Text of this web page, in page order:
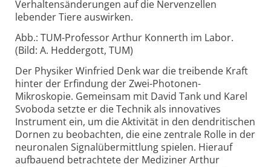
Verhaltensänderungen auf die Nervenzellen
lebender Tiere auswirken.
Abb.: TUM-Professor Arthur Konnerth im Labor.
(Bild: A. Heddergott, TUM)
Der Physiker Winfried Denk war die treibende Kraft
hinter der Erfindung der Zwei-Photonen-
Mikroskopie. Gemeinsam mit David Tank und Karel
Svoboda setzte er die Technik als innovatives
Instrument ein, um die Aktivität in den dendritischen
Dornen zu beobachten, die eine zentrale Rolle in der
neuronalen Signalübermittlung spielen. Hierauf
aufbauend betrachtete der Mediziner Arthur